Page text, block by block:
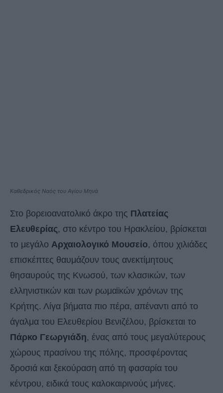
Καθεδρικός Ναός του Αγίου Μηνά
Στο βορειοανατολικό άκρο της Πλατείας
Ελευθερίας, στο κέντρο του Ηρακλείου, βρίσκεται
το μεγάλο Αρχαιολογικό Μουσείο, όπου χιλιάδες
επισκέπτες θαυμάζουν τους ανεκτίμητους
θησαυρούς της Κνωσού, των κλασικών, των
ελληνιστικών και των ρωμαϊκών χρόνων της
Κρήτης. Λίγα βήματα πιο πέρα, απέναντι από το
άγαλμα του Ελευθερίου Βενιζέλου, βρίσκεται το
Πάρκο Γεωργιάδη, ένας από τους μεγαλύτερους
χώρους πρασίνου της πόλης, προσφέροντας
δροσιά και ξεκούραση από τη φασαρία του
κέντρου, ειδικά τους καλοκαιρινούς μήνες.